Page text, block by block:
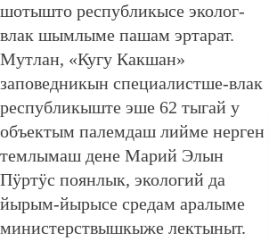
шотышто республикысе эколог-
влак шымлыме пашам эртарат.
Мутлан, «Кугу Какшан»
заповедникын специалистше-влак
республикыште эше 62 тыгай у
объектым палемдаш лийме нерген
темлымаш дене Марий Элын
Пӱртӱс поянлык, экологий да
йырым-йырысе средам аралыме
министерствышкыже лектыныт.